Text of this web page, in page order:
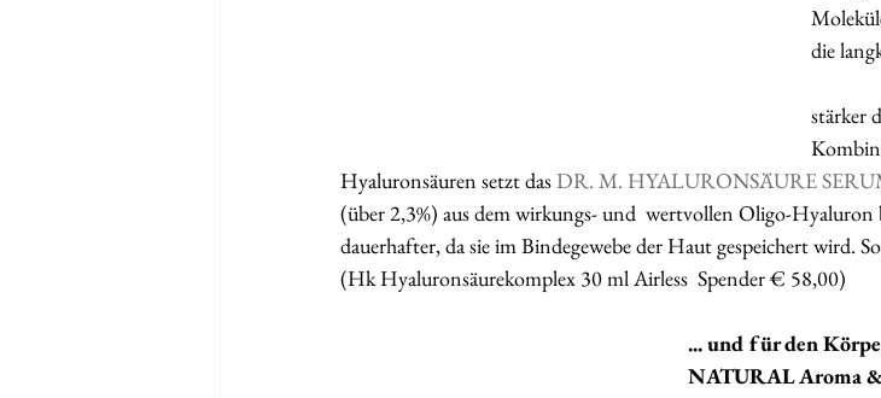
die
stärker
Hyaluronsäuren setzt das DR. M. HYALURONSÄURE
(über 2,3%) aus dem wirkungs- und  wertvollen Oligo-
dauerhafter, da sie im Bindegewebe der Haut gespeichert wird.
(Hk Hyaluronsäurekomplex 30 ml Airless  Spender € 58,00)
... und für den
NATURAL Aroma